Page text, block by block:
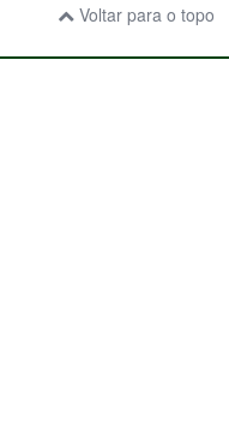
Voltar para o topo